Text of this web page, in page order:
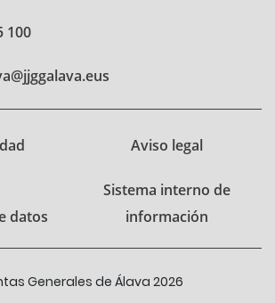
100
Aviso legal
datos
Sistema interno de
información
Generales de Álava 2026